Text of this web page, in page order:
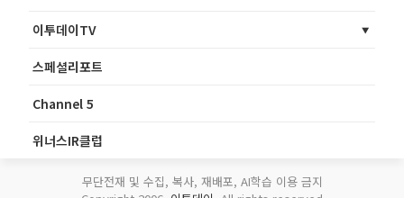
이투데이TV
스페셜리포트
Channel 5
위너스IR클럽
무단전재 및 수집, 복사, 재배포, AI학습 이용 금지